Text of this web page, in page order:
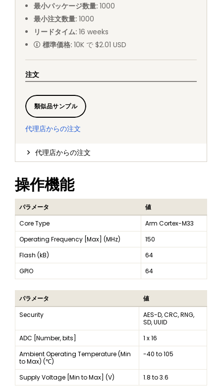
最小パッケージ数量: 1000
最小注文数量: 1000
リードタイム: 16 weeks
標準価格: 10K で $2.01 USD
注文
類似品サンプル
代理店からの注文
代理店からの注文
操作機能
パラメータ
値
Core Type
Arm Cortex-M33
Operating Frequency [Max] (MHz)
150
Flash (kB)
64
GPIO
64
パラメータ
値
Security
AES-D, CRC, RNG,
SD, UUID
ADC [Number, bits]
1 x 16
Ambient Operating Temperature (Min
to Max) (℃)
-40 to 105
Supply Voltage [Min to Max] (V) 1.8 to 3.6